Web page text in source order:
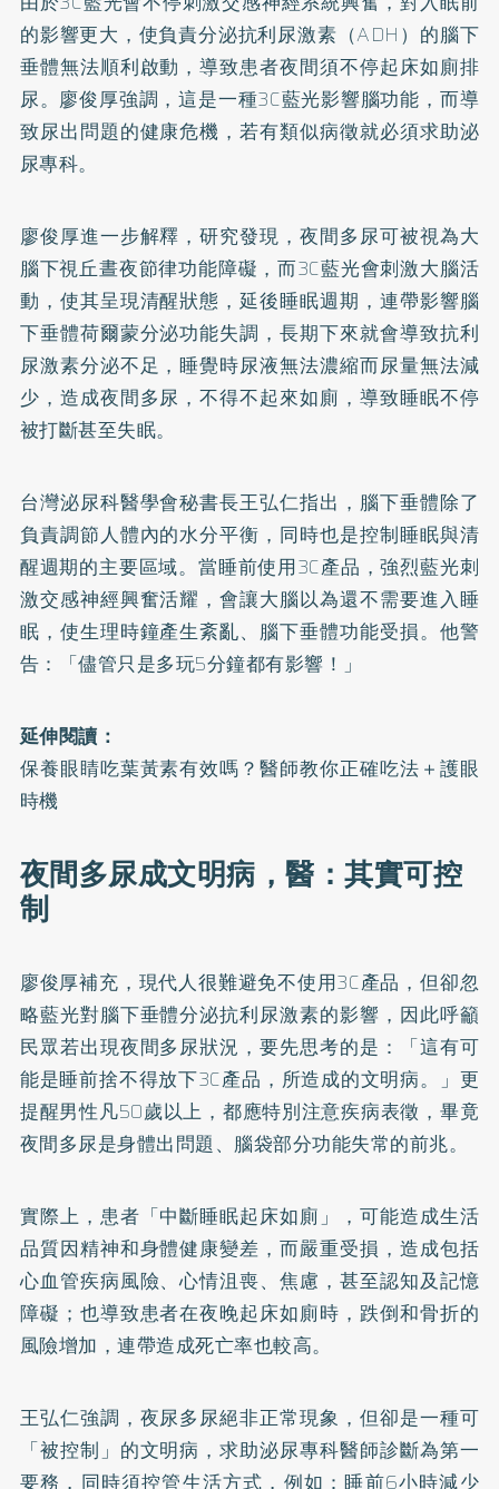
的影響更大，使負責分泌抗利尿激素（ADH）的腦下
垂體無法順利啟動，導致患者夜間須不停起床如廁排
尿。廖俊厚強調，這是一種3C藍光影響腦功能，而導
致尿出問題的健康危機，若有類似病徵就必須求助泌
尿專科。
廖俊厚進一步解釋，研究發現，夜間多尿可被視為大
腦下視丘晝夜節律功能障礙，而3C藍光會刺激大腦活
動，使其呈現清醒狀態，延後睡眠週期，連帶影響腦
下垂體荷爾蒙分泌功能失調，長期下來就會導致抗利
尿激素分泌不足，睡覺時尿液無法濃縮而尿量無法減
少，造成夜間多尿，不得不起來如廁，導致睡眠不停
被打斷甚至失眠。
台灣泌尿科醫學會秘書長王弘仁指出，腦下垂體除了
負責調節人體內的水分平衡，同時也是控制睡眠與清
醒週期的主要區域。當睡前使用3C產品，強烈藍光刺
激交感神經興奮活耀，會讓大腦以為還不需要進入睡
眠，使生理時鐘產生紊亂、腦下垂體功能受損。他警
告：「儘管只是多玩5分鐘都有影響！」
延伸閱讀：
保養眼睛吃葉黃素有效嗎？醫師教你正確吃法＋護眼
時機
夜間多尿成文明病，醫：其實可控
制
廖俊厚補充，現代人很難避免不使用3C產品，但卻忽
略藍光對腦下垂體分泌抗利尿激素的影響，因此呼籲
民眾若出現夜間多尿狀況，要先思考的是：「這有可
能是睡前捨不得放下3C產品，所造成的文明病。」更
提醒男性凡50歲以上，都應特別注意疾病表徵，畢竟
夜間多尿是身體出問題、腦袋部分功能失常的前兆。
實際上，患者「中斷睡眠起床如廁」，可能造成生活
品質因精神和身體健康變差，而嚴重受損，造成包括
心血管疾病風險、心情沮喪、焦慮，甚至認知及記憶
障礙；也導致患者在夜晚起床如廁時，跌倒和骨折的
風險增加，連帶造成死亡率也較高。
王弘仁強調，夜尿多尿絕非正常現象，但卻是一種可
「被控制」的文明病，求助泌尿專科醫師診斷為第一
要務，同時須控管生活方式，例如：睡前6小時減少